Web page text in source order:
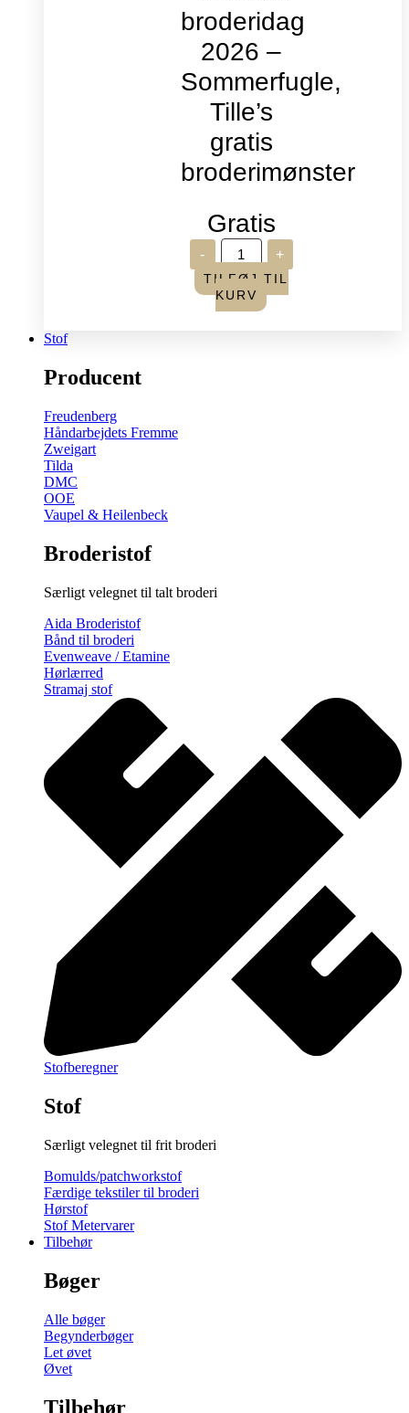
broderidag
2026 –
Sommerfugle,
Tille’s
gratis
broderimønster
Gratis
-
Verdens
broderidag
2026
-
Sommerfugle,
+
TILFØJ TIL
KURV
Stof
Producent
Freudenberg
Håndarbejdets Fremme
Zweigart
Tilda
DMC
OOE
Vaupel & Heilenbeck
Broderistof
Særligt velegnet til talt broderi
Aida Broderistof
Bånd til broderi
Evenweave / Etamine
Hørlærred
Stramaj stof
Stofberegner
Stof
Særligt velegnet til frit broderi
Bomulds/patchworkstof
Færdige tekstiler til broderi
Hørstof
Stof Metervarer
Tilbehør
Bøger
Alle bøger
Begynderbøger
Let øvet
Øvet
Tilbehør